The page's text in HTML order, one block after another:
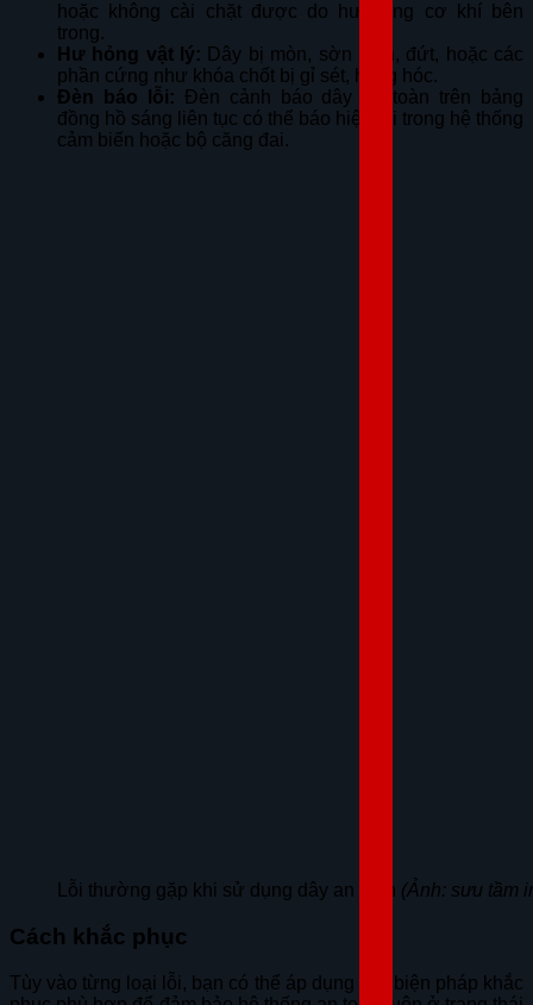
hoặc không cài chặt được do hư hỏng cơ khí bên
trong.
Hư hỏng vật lý: Dây bị mòn, sờn rách, đứt, hoặc các
phần cứng như khóa chốt bị gỉ sét, hỏng hóc.
Đèn báo lỗi: Đèn cảnh báo dây an toàn trên bảng
đồng hồ sáng liên tục có thể báo hiệu lỗi trong hệ thống
cảm biến hoặc bộ căng đai.
Lỗi thường gặp khi sử dụng dây an toàn (Ảnh: sưu tầm
Cách khắc phục
Tùy vào từng loại lỗi, bạn có thể áp dụng các biện pháp khắc